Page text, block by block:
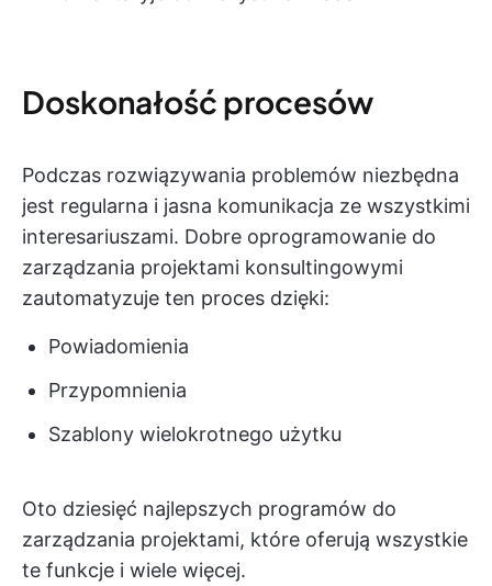
Doskonałość procesów
Podczas rozwiązywania problemów niezbędna
jest regularna i jasna komunikacja ze wszystkimi
interesariuszami. Dobre oprogramowanie do
zarządzania projektami konsultingowymi
zautomatyzuje ten proces dzięki:
Powiadomienia
Przypomnienia
Szablony wielokrotnego użytku
Oto dziesięć najlepszych programów do
zarządzania projektami, które oferują wszystkie
te funkcje i wiele więcej.